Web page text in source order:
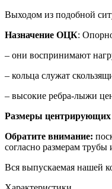
Выходом из подобной
Назначение ОЦК:
– они воспринимают
– кольца служат
– высокие ребра-лыжи
Размеры
Обратите внимание:
согласно размерам
Вся выпускаемая нашей